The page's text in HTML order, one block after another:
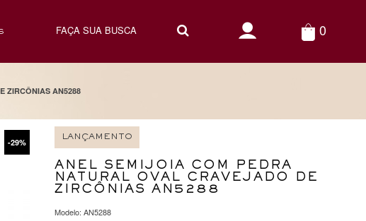
0
ZIRCÔNIAS AN5288
-29% LANÇAMENTO
ANEL SEMIJOIA COM PEDRA
NATURAL OVAL CRAVEJADO DE
ZIRCÔNIAS AN5288
Modelo: AN5288